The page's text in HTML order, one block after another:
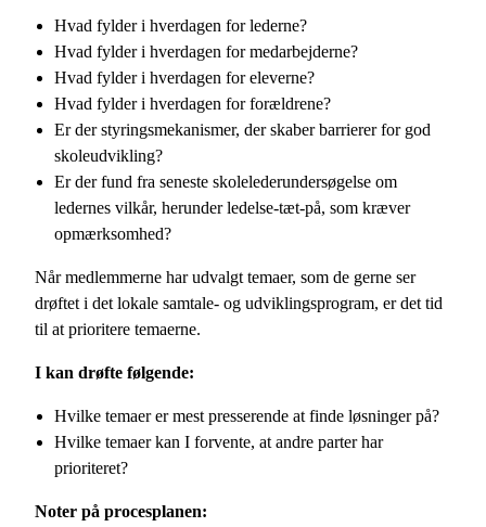
Hvad fylder i hverdagen for lederne?
Hvad fylder i hverdagen for medarbejderne?
Hvad fylder i hverdagen for eleverne?
Hvad fylder i hverdagen for forældrene?
Er der styringsmekanismer, der skaber barrierer for god
skoleudvikling?
Er der fund fra seneste skolelederundersøgelse om
ledernes vilkår, herunder ledelse-tæt-på, som kræver
opmærksomhed?
Når medlemmerne har udvalgt temaer, som de gerne ser
drøftet i det lokale samtale- og udviklingsprogram, er det tid
til at prioritere temaerne.
I kan drøfte følgende:
Hvilke temaer er mest presserende at finde løsninger på?
Hvilke temaer kan I forvente, at andre parter har
prioriteret?
Noter på procesplanen: